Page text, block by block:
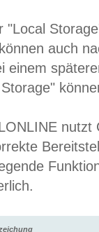
"Local
auch
einem
nutzt